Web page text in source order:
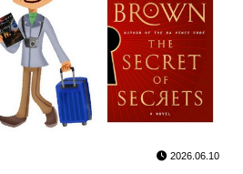
2026.06.10